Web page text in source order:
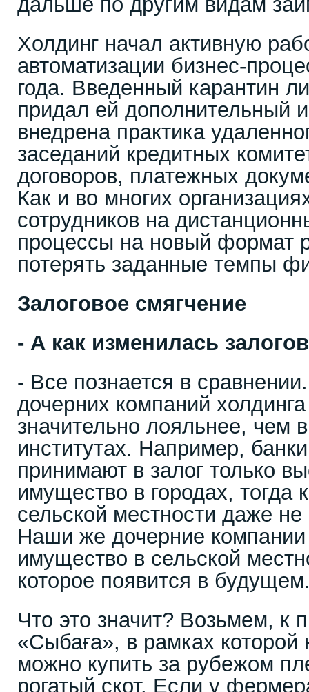
Холдинг начал активную
автоматизации бизнес-
года. Введенный карантин
придал ей дополнительный
внедрена практика
заседаний кредитных
договоров, платежных
Как и во многих
сотрудников на
процессы на новый формат
потерять заданные темпы
Залоговое смягчение
- А как изменилась
- Все познается в
дочерних компаний
значительно лояльнее, чем
институтах. Например,
принимают в залог только
имущество в городах, тогда
сельской местности даже
Наши же дочерние
имущество в сельской
которое появится в
Что это значит? Возьмем, к
«Сыбаға», в рамках которой
можно купить за рубежом
рогатый скот. Если у